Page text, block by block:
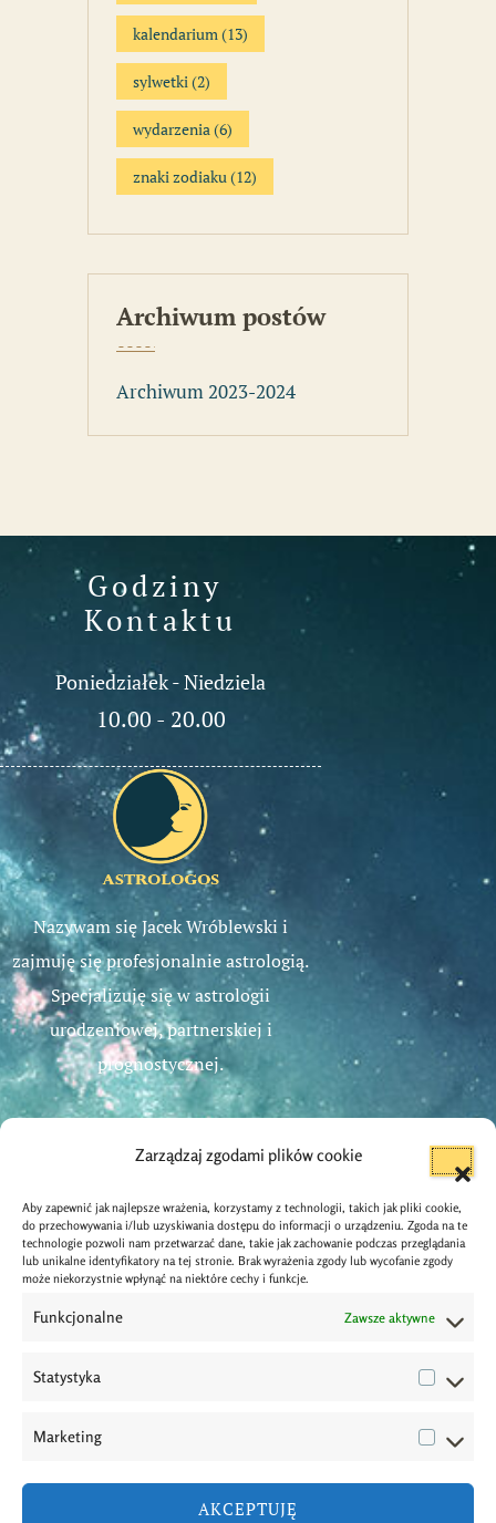
Zarządzaj zgodami plików cookie
Aby zapewnić jak najlepsze wrażenia, korzystamy z technologii, takich jak pliki cookie,
do przechowywania i/lub uzyskiwania dostępu do informacji o urządzeniu. Zgoda na te
technologie pozwoli nam przetwarzać dane, takie jak zachowanie podczas przeglądania
lub unikalne identyfikatory na tej stronie. Brak wyrażenia zgody lub wycofanie zgody
może niekorzystnie wpłynąć na niektóre cechy i funkcje.
Funkcjonalne Zawsze aktywne
Statystyka
Marketing
AKCEPTUJĘ
kalendarium(13)
sylwetki(2)
wydarzenia(6)
znaki zodiaku(12)
Archiwum postów
Archiwum 2023-2024
Godziny
Kontaktu
Poniedziałek - Niedziela
10.00 - 20.00
Nazywam się Jacek Wróblewski i
zajmuję się profesjonalnie astrologią.
Specjalizuję się w astrologii
urodzeniowej, partnerskiej i
prognostycznej.
Dane Kontaktowe
info@astrologos.pl
(+48) 787 629 335